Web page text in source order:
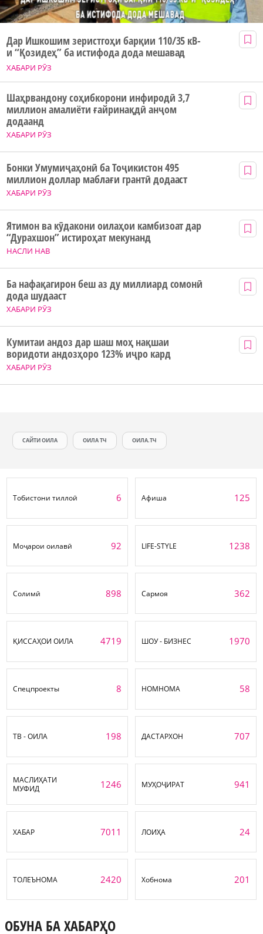
ХАБАРИ РӮЗ
Дар Ишкошим зеристгоҳи барқии 110/35 кВ-
и “Қозидеҳ” ба истифода дода мешавад
ХАБАРИ РӮЗ
Шаҳрвандону соҳибкорони инфиродӣ 3,7
миллион амалиёти ғайринақдӣ анҷом
додаанд
ХАБАРИ РӮЗ
Бонки Умумиҷаҳонӣ ба Тоҷикистон 495
миллион доллар маблағи грантӣ додааст
НАСЛИ НАВ
Ятимон ва кӯдакони оилаҳои камбизоат дар
“Дурахшон” истироҳат мекунанд
ХАБАРИ РӮЗ
Ба нафақагирон беш аз ду миллиард сомонӣ
дода шудааст
ХАБАРИ РӮЗ
Кумитаи андоз дар шаш моҳ нақшаи
воридоти андозҳоро 123% иҷро кард
САЙТИ ОИЛА ОИЛА ТЧ ОИЛА.ТЧ
Тобистони тиллоӣ 6 Афиша 125
Моҷарои оилавӣ 92 LIFE-STYLE 1238
Солимӣ 898 Сармоя 362
ҚИССАҲОИ ОИЛА 4719 ШОУ - БИЗНЕС 1970
Спецпроекты 8 НОМНОМА 58
ТВ - ОИЛА 198 ДАСТАРХОН 707
МАСЛИҲАТИ
МУФИД
1246 МУҲОҶИРАТ 941
ХАБАР 7011 ЛОИҲА 24
ТОЛЕЪНОМА 2420 Хобнома 201
ОБУНА БА ХАБАРҲО